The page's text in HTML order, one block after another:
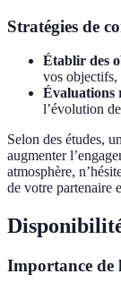
Stratégies de
Établir des
vos objectifs,
Évaluations
l’évolution
Selon des études,
augmenter
atmosphère,
de votre partenaire
Importance de